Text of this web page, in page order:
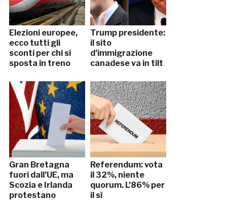
Elezioni europee,
ecco tutti gli
sconti per chi si
sposta in treno
Trump presidente:
il sito
d’immigrazione
canadese va in tilt
Gran Bretagna
fuori dall’UE, ma
Scozia e Irlanda
protestano
Referendum: vota
il 32%, niente
quorum. L’86% per
il sì